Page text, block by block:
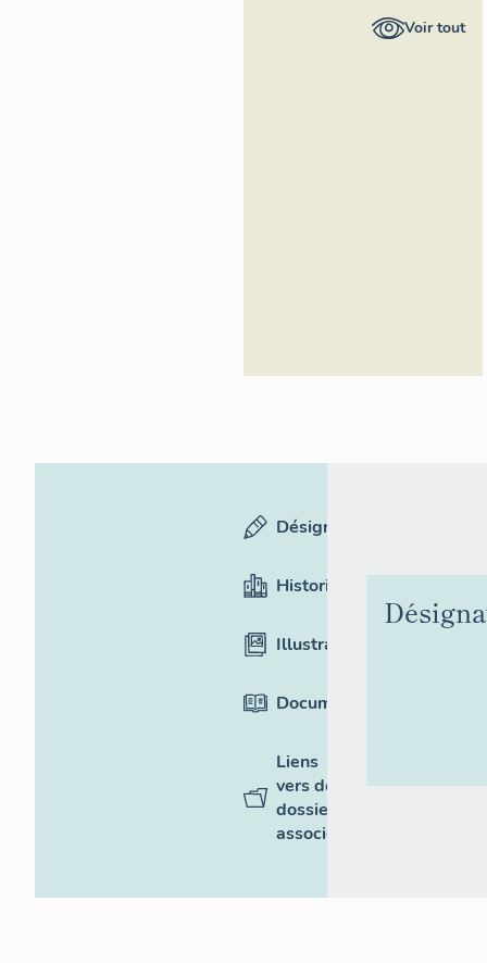
Provence-Voir tout
Désignation
Historique
Illustrations
Documentation
Liens
vers des
dossiers
associés